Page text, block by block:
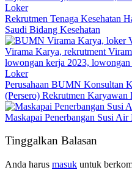
Loker
Rekrutmen Tenaga Kesehatan
Saudi Bidang Kesehatan
Loker
Perusahaan BUMN Konsultan
(Persero) Rekrutmen Karyawan
Maskapai Penerbangan Susi
Tinggalkan Balasan
Anda harus masuk untuk